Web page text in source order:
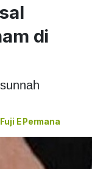
di
E Permana